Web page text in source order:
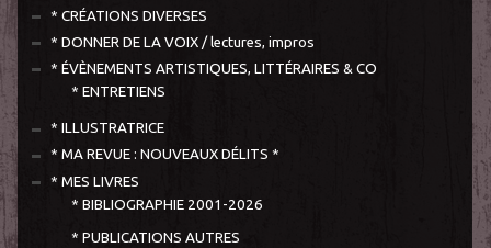
* CRÉATIONS DIVERSES
* DONNER DE LA VOIX / lectures, impros
* ÉVÈNEMENTS ARTISTIQUES, LITTÉRAIRES & CO
* ENTRETIENS
* ILLUSTRATRICE
* MA REVUE : NOUVEAUX DÉLITS *
* MES LIVRES
* BIBLIOGRAPHIE 2001-2026
* PUBLICATIONS AUTRES